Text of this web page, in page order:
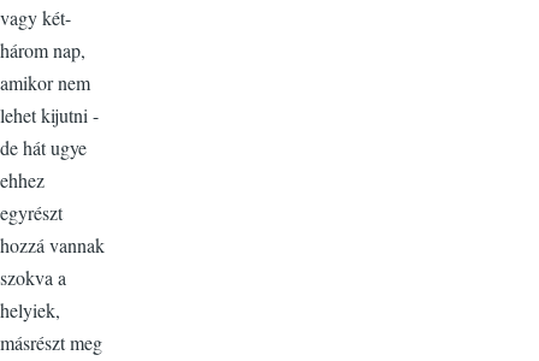
vagy két-
három nap,
amikor nem
lehet kijutni -
de hát ugye
ehhez
egyrészt
hozzá vannak
szokva a
helyiek,
másrészt meg